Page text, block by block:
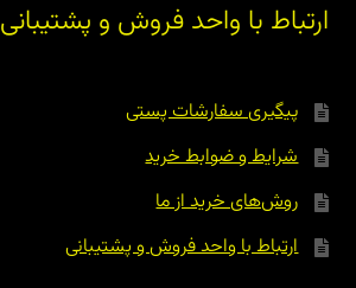
ارتباط با واحد فروش و پشتیبانی
پیگیری سفارشات پستی
شرایط و ضوابط خرید
روش‌های خرید از ما
ارتباط با واحد فروش و پشتیبانی